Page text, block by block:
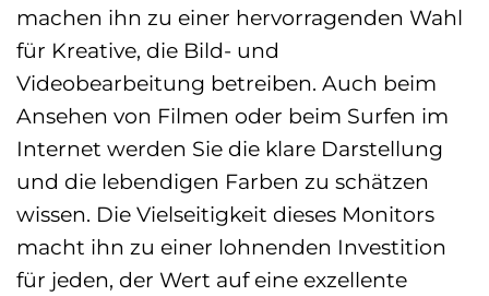
machen ihn zu einer hervorragenden Wahl
für Kreative, die Bild- und
Videobearbeitung betreiben. Auch beim
Ansehen von Filmen oder beim Surfen im
Internet werden Sie die klare Darstellung
und die lebendigen Farben zu schätzen
wissen. Die Vielseitigkeit dieses Monitors
macht ihn zu einer lohnenden Investition
für jeden, der Wert auf eine exzellente